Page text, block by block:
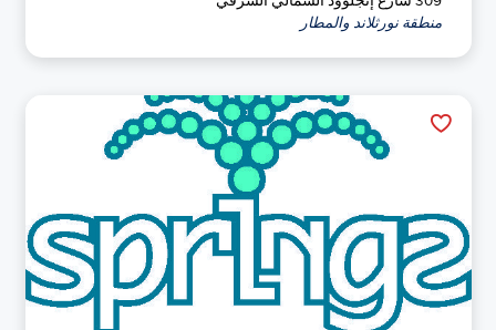
منطقة نورثلاند والمطار